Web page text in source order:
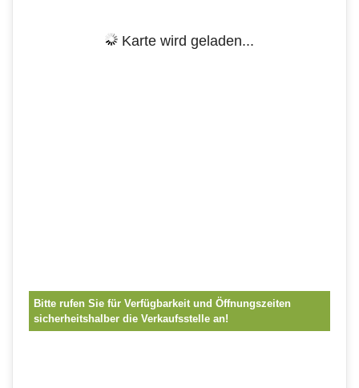
Karte wird geladen...
Bitte rufen Sie für Verfügbarkeit und Öffnungszeiten
sicherheitshalber die Verkaufsstelle an!